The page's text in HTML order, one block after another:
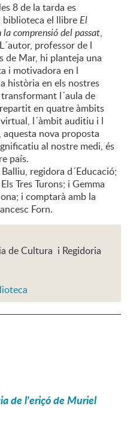
8 de la tarda es
biblioteca el llibreEl
comprensió del passat,
professor de l
de Mar, hi planteja una
i motivadora en l
història en els nostres
l´aula de
en quatre àmbits
l´àmbit auditiu i l
aquesta nova proposta
al nostre medi, és
país.
regidora d´Educació;
Tres Turons; i Gemma
i comptarà amb la
Forn.
de Cultura i Regidoria
de l'eriçó de Muriel